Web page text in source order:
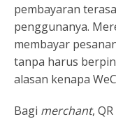
pembayaran
penggunanya.
membayar
tanpa harus
alasan kenapa
Bagi merchant,